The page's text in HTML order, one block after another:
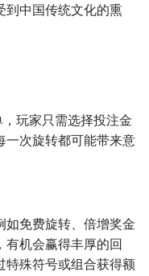
到中国传统文化的熏
玩家只需选择投注金
一次旋转都可能带来意
如免费旋转、倍增奖金
机会赢得丰厚的回
特殊符号或组合获得额